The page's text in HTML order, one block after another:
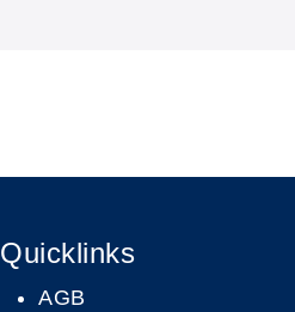
Quicklinks
AGB